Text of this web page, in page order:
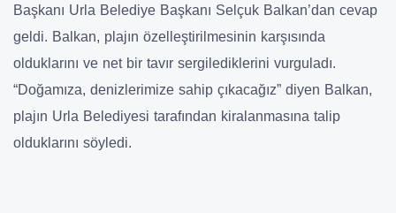
Başkanı Urla Belediye Başkanı Selçuk Balkan’dan cevap
geldi. Balkan, plajın özelleştirilmesinin karşısında
olduklarını ve net bir tavır sergilediklerini vurguladı.
“Doğamıza, denizlerimize sahip çıkacağız” diyen Balkan,
plajın Urla Belediyesi tarafından kiralanmasına talip
olduklarını söyledi.